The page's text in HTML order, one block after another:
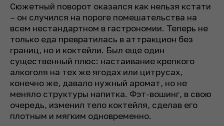
Сюжетный поворот оказался как нельзя кстати
– он случился на пороге помешательства на
всем нестандартном в гастрономии. Теперь не
только еда превратилась в аттракцион без
границ, но и коктейли. Был еще один
существенный плюс: настаивание крепкого
алкоголя на тех же ягодах или цитрусах,
конечно же, давало нужный аромат, но не
меняло структуры напитка. Фэт-вошинг, в свою
очередь, изменил тело коктейля, сделав его
плотным и мягким одновременно.